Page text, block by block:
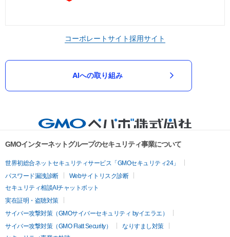
コーポレートサイト採用サイト
AIへの取り組み
GMOインターネットグループのセキュリティ事業について
世界初総合ネットセキュリティサービス「GMOセキュリティ24」
パスワード漏洩診断
Webサイトリスク診断
セキュリティ相談AIチャットボット
実在証明・盗聴対策
サイバー攻撃対策（GMOサイバーセキュリティ byイエラエ）
サイバー攻撃対策（GMO Flatt Security）
なりすまし対策